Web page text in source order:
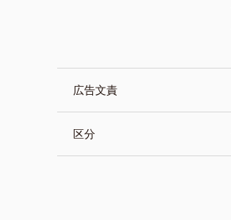
広告文責
区分